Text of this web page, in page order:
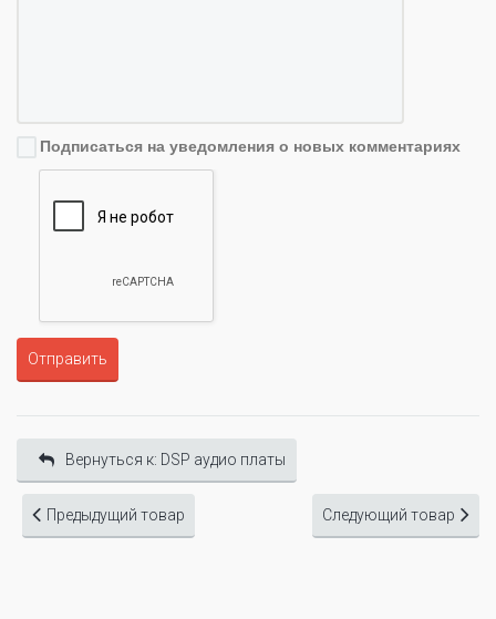
Подписаться на уведомления о новых комментариях
Отправить
Вернуться к: DSP аудио платы
Предыдущий товар Следующий товар